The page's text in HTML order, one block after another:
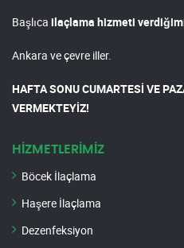
Başlıca ilaçlama hizmeti
Ankara ve çevre iller.
HAFTA SONU CUMARTESİ VE
VERMEKTEYİZ!
HİZMETLERİMİZ
Böcek İlaçlama
Haşere İlaçlama
Dezenfeksiyon